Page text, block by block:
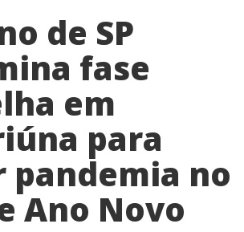
de SP
fase
em
para
pandemia no
Ano Novo